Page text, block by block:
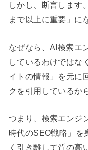
しかし、断言します
まで以上に重要」に
なぜなら、AI検索エ
しているわけではな
イトの情報」を元に
クを引用しているか
つまり、検索エンジ
時代のSEO戦略」を
く引き離して質の高